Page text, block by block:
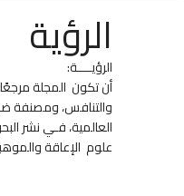
الرؤية
الرؤيــــة:
أن تكون المجلة مرجعًا
والتنافس، ومصنفة
العالمية، فـي نشر
علوم الإعاقة